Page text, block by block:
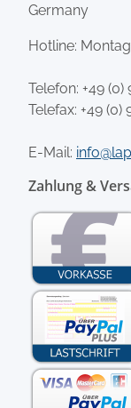
Germany
Hotline:
Telefon: +49 (0)
Telefax: +49 (0)
E-Mail:
Zahlung &